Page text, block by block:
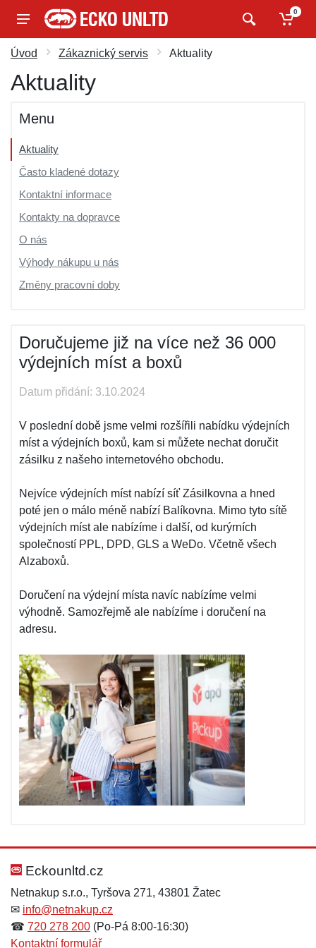
0
Úvod Zákaznický servis Aktuality
Aktuality
Menu
Aktuality
Často kladené dotazy
Kontaktní informace
Kontakty na dopravce
O nás
Výhody nákupu u nás
Změny pracovní doby
Doručujeme již na více než 36 000
výdejních míst a boxů
Datum přidání: 3.10.2024
V poslední době jsme velmi rozšířili nabídku výdejních
míst a výdejních boxů, kam si můžete nechat doručit
zásilku z našeho internetového obchodu.
Nejvíce výdejních míst nabízí síť Zásilkovna a hned
poté jen o málo méně nabízí Balíkovna. Mimo tyto sítě
výdejních míst ale nabízíme i další, od kurýrních
společností PPL, DPD, GLS a WeDo. Včetně všech
Alzaboxů.
Doručení na výdejní místa navíc nabízíme velmi
výhodně. Samozřejmě ale nabízíme i doručení na
adresu.
Eckounltd.cz
Netnakup s.r.o., Tyršova 271, 43801 Žatec
✉ info@netnakup.cz
☎ 720 278 200 (Po-Pá 8:00-16:30)
Kontaktní formulář